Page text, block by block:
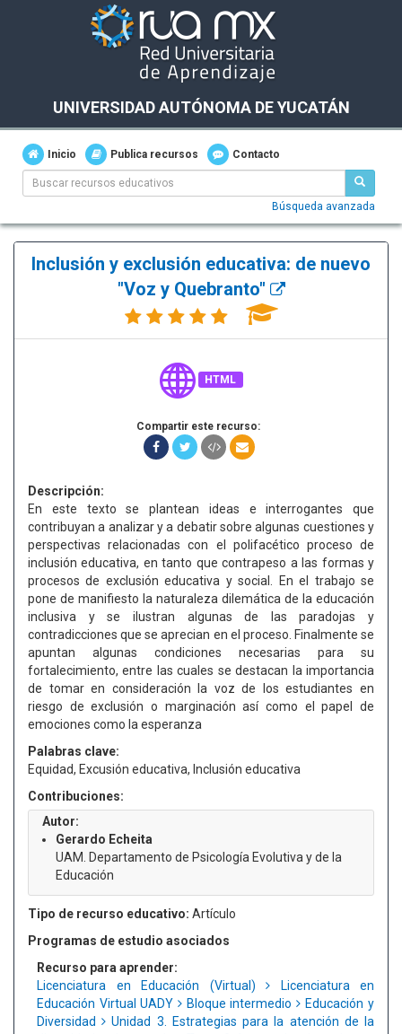
UNIVERSIDAD AUTÓNOMA DE YUCATÁN
Inicio Publica recursos Contacto
Búsqueda avanzada
Inclusión y exclusión educativa: de nuevo
"Voz y Quebranto"
HTML
Compartir este recurso:
Descripción:
En este texto se plantean ideas e interrogantes que
contribuyan a analizar y a debatir sobre algunas cuestiones y
perspectivas relacionadas con el polifacético proceso de
inclusión educativa, en tanto que contrapeso a las formas y
procesos de exclusión educativa y social. En el trabajo se
pone de manifiesto la naturaleza dilemática de la educación
inclusiva y se ilustran algunas de las paradojas y
contradicciones que se aprecian en el proceso. Finalmente se
apuntan algunas condiciones necesarias para su
fortalecimiento, entre las cuales se destacan la importancia
de tomar en consideración la voz de los estudiantes en
riesgo de exclusión o marginación así como el papel de
emociones como la esperanza
Palabras clave:
Equidad, Excusión educativa, Inclusión educativa
Contribuciones:
Autor:
Gerardo Echeita
UAM. Departamento de Psicología Evolutiva y de la
Educación
Tipo de recurso educativo: Artículo
Programas de estudio asociados
Recurso para aprender:
Licenciatura en Educación (Virtual)
Licenciatura en
Educación Virtual UADY
Bloque intermedio
Educación y
Diversidad
Unidad 3. Estrategias para la atención de la